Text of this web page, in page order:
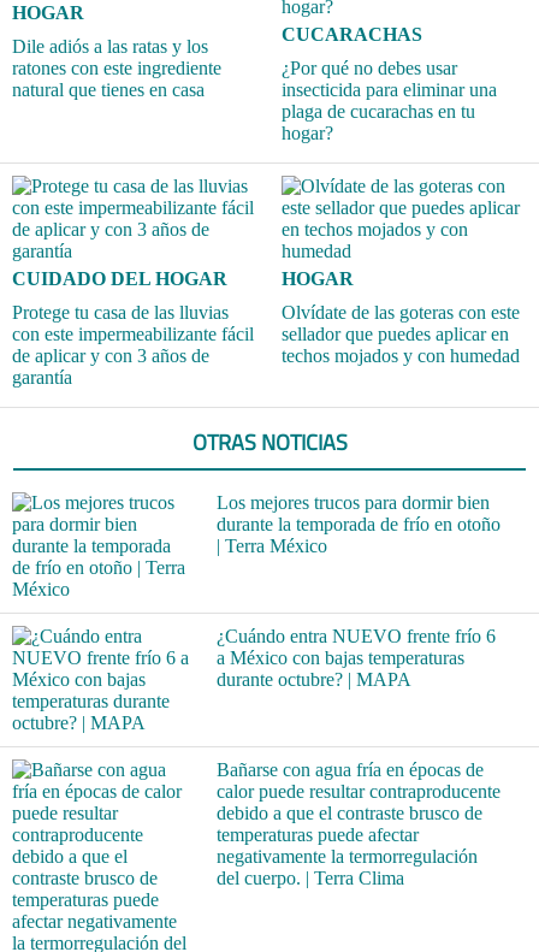
HOGAR
Dile adiós a las ratas y los
ratones con este ingrediente
natural que tienes en casa
CUCARACHAS
¿Por qué no debes usar
insecticida para eliminar una
plaga de cucarachas en tu
hogar?
CUIDADO DEL HOGAR
Protege tu casa de las lluvias
con este impermeabilizante fácil
de aplicar y con 3 años de
garantía
HOGAR
Olvídate de las goteras con este
sellador que puedes aplicar en
techos mojados y con humedad
OTRAS NOTICIAS
Los mejores trucos para dormir bien
durante la temporada de frío en otoño
| Terra México
¿Cuándo entra NUEVO frente frío 6
a México con bajas temperaturas
durante octubre? | MAPA
Bañarse con agua fría en épocas de
calor puede resultar contraproducente
debido a que el contraste brusco de
temperaturas puede afectar
negativamente la termorregulación
del cuerpo. | Terra Clima